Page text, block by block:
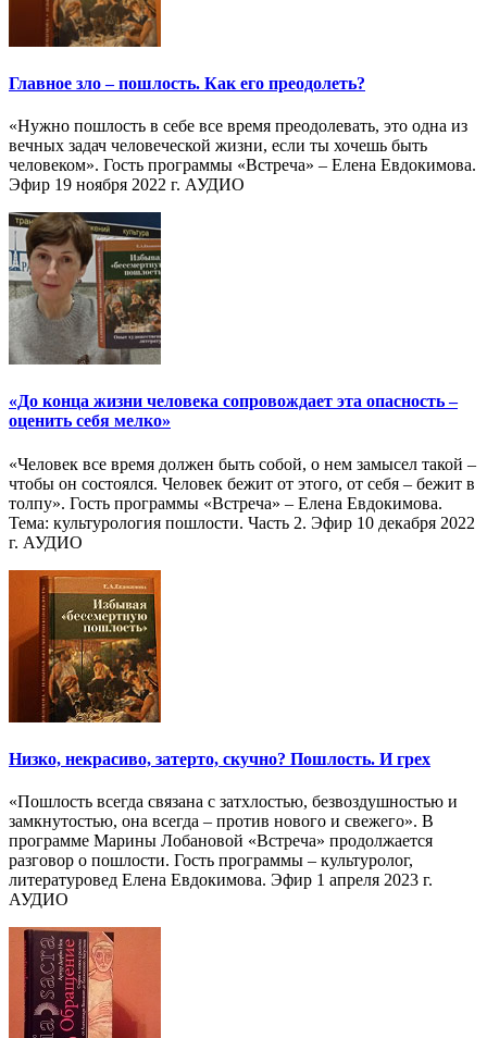
Главное зло – пошлость. Как его преодолеть?
«Нужно пошлость в себе все время преодолевать, это одна из
вечных задач человеческой жизни, если ты хочешь быть
человеком». Гость программы «Встреча» – Елена Евдокимова.
Эфир 19 ноября 2022 г. АУДИО
«До конца жизни человека сопровождает эта опасность –
оценить себя мелко»
«Человек все время должен быть собой, о нем замысел такой –
чтобы он состоялся. Человек бежит от этого, от себя – бежит в
толпу». Гость программы «Встреча» – Елена Евдокимова.
Тема: культурология пошлости. Часть 2. Эфир 10 декабря 2022
г. АУДИО
Низко, некрасиво, затерто, скучно? Пошлость. И грех
«Пошлость всегда связана с затхлостью, безвоздушностью и
замкнутостью, она всегда – против нового и свежего». В
программе Марины Лобановой «Встреча» продолжается
разговор о пошлости. Гость программы – культуролог,
литературовед Елена Евдокимова. Эфир 1 апреля 2023 г.
АУДИО